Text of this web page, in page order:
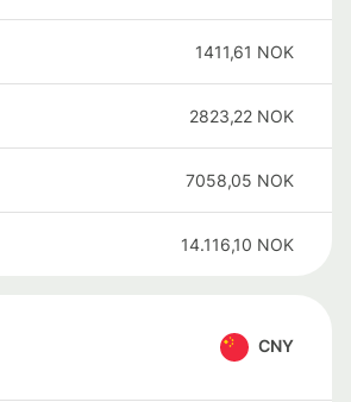
1411,61 NOK
2823,22 NOK
7058,05 NOK
14.116,10 NOK
CNY